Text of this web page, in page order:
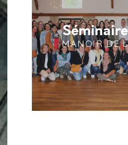
MANOIR DE